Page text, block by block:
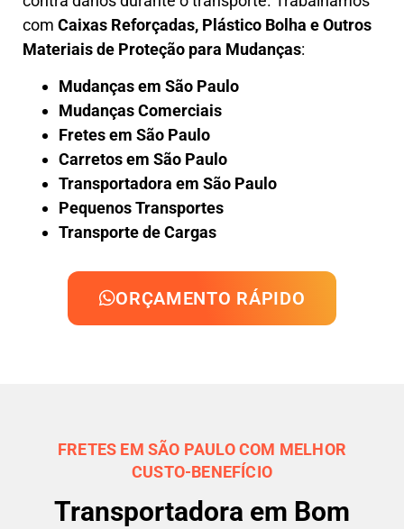
com Caixas Reforçadas, Plástico Bolha e Outros
Materiais de Proteção para Mudanças:
Mudanças em São Paulo
Mudanças Comerciais
Fretes em São Paulo
Carretos em São Paulo
Transportadora em São Paulo
Pequenos Transportes
Transporte de Cargas
ORÇAMENTO RÁPIDO
FRETES EM SÃO PAULO COM MELHOR
CUSTO-BENEFÍCIO
Transportadora em Bom